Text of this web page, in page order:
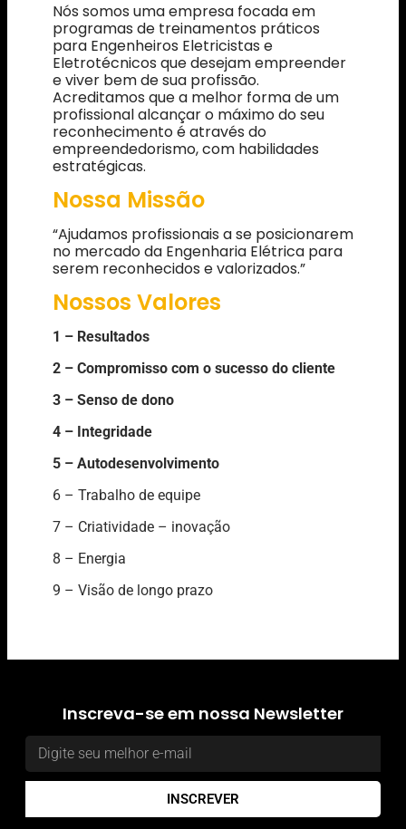
Nós somos uma empresa focada em
programas de treinamentos práticos
para Engenheiros Eletricistas e
Eletrotécnicos que desejam empreender
e viver bem de sua profissão.
Acreditamos que a melhor forma de um
profissional alcançar o máximo do seu
reconhecimento é através do
empreendedorismo, com habilidades
estratégicas.
Nossa Missão
“Ajudamos profissionais a se posicionarem
no mercado da Engenharia Elétrica para
serem reconhecidos e valorizados.”
Nossos Valores
1 – Resultados
2 – Compromisso com o sucesso do cliente
3 – Senso de dono
4 – Integridade
5 – Autodesenvolvimento
6 – Trabalho de equipe
7 – Criatividade – inovação
8 – Energia
9 – Visão de longo prazo
Inscreva-se em nossa Newsletter
INSCREVER